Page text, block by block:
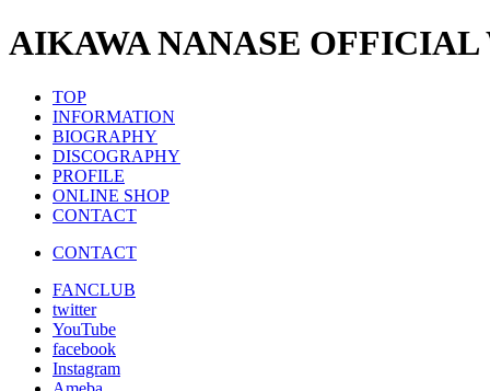
AIKAWA NANASE OFFICIAL
TOP
INFORMATION
BIOGRAPHY
DISCOGRAPHY
PROFILE
ONLINE SHOP
CONTACT
CONTACT
FANCLUB
twitter
YouTube
facebook
Instagram